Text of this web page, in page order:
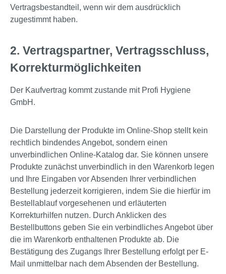
Vertragsbestandteil, wenn wir dem ausdrücklich
zugestimmt haben.
2. Vertragspartner, Vertragsschluss,
Korrekturmöglichkeiten
Der Kaufvertrag kommt zustande mit Profi Hygiene
GmbH.
Die Darstellung der Produkte im Online-Shop stellt kein
rechtlich bindendes Angebot, sondern einen
unverbindlichen Online-Katalog dar. Sie können unsere
Produkte zunächst unverbindlich in den Warenkorb legen
und Ihre Eingaben vor Absenden Ihrer verbindlichen
Bestellung jederzeit korrigieren, indem Sie die hierfür im
Bestellablauf vorgesehenen und erläuterten
Korrekturhilfen nutzen. Durch Anklicken des
Bestellbuttons geben Sie ein verbindliches Angebot über
die im Warenkorb enthaltenen Produkte ab. Die
Bestätigung des Zugangs Ihrer Bestellung erfolgt per E-
Mail unmittelbar nach dem Absenden der Bestellung.